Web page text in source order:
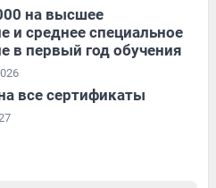
на высшее
и среднее специальное
в первый год обучения
все сертификаты